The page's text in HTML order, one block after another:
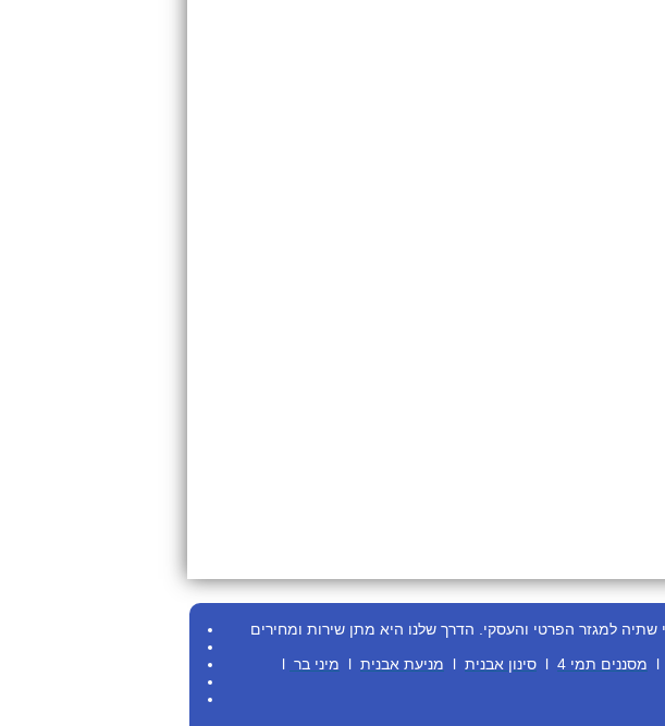
למגזר הפרטי והעסקי. הדרך שלנו היא מתן שירות ומחירים
מסננים תמי 4 סינון אבנית מניעת אבנית מיני בר l